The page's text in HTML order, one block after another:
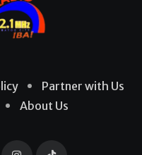
Partner with Us
About Us